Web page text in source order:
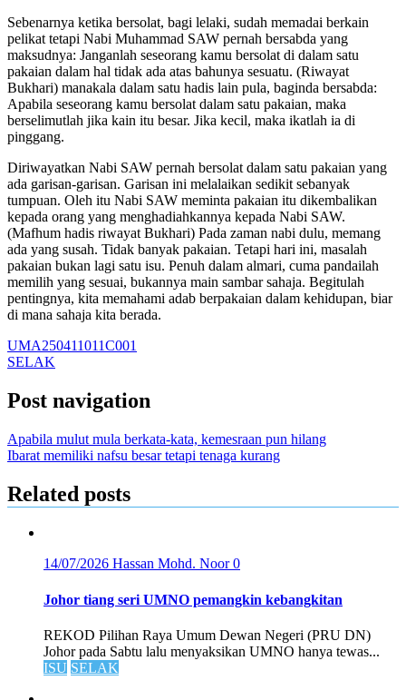
Sebenarnya ketika bersolat, bagi lelaki, sudah memadai berkain
pelikat tetapi Nabi Muhammad SAW pernah bersabda yang
maksudnya: Janganlah seseorang kamu bersolat di dalam satu
pakaian dalam hal tidak ada atas bahunya sesuatu. (Riwayat
Bukhari) manakala dalam satu hadis lain pula, baginda bersabda:
Apabila seseorang kamu bersolat dalam satu pakaian, maka
berselimutlah jika kain itu besar. Jika kecil, maka ikatlah ia di
pinggang.
Diriwayatkan Nabi SAW pernah bersolat dalam satu pakaian yang
ada garisan-garisan. Garisan ini melalaikan sedikit sebanyak
tumpuan. Oleh itu Nabi SAW meminta pakaian itu dikembalikan
kepada orang yang menghadiahkannya kepada Nabi SAW.
(Mafhum hadis riwayat Bukhari) Pada zaman nabi dulu, memang
ada yang susah. Tidak banyak pakaian. Tetapi hari ini, masalah
pakaian bukan lagi satu isu. Penuh dalam almari, cuma pandailah
memilih yang sesuai, bukannya main sambar sahaja. Begitulah
pentingnya, kita memahami adab berpakaian dalam kehidupan, biar
di mana sahaja kita berada.
UMA250411011C001
SELAK
Post navigation
Apabila mulut mula berkata-kata, kemesraan pun hilang
Ibarat memiliki nafsu besar tetapi tenaga kurang
Related posts
14/07/2026 Hassan Mohd. Noor0
Johor tiang seri UMNO pemangkin kebangkitan
REKOD Pilihan Raya Umum Dewan Negeri (PRU DN)
Johor pada Sabtu lalu menyaksikan UMNO hanya tewas...
ISU SELAK